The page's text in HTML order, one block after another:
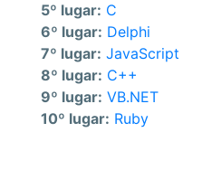
5º lugar: C
6º lugar: Delphi
7º lugar: JavaScript
8º lugar: C++
9º lugar: VB.NET
10º lugar: Ruby